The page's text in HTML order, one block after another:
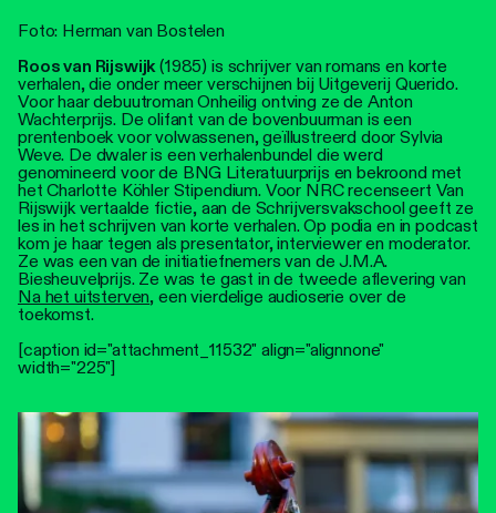
Foto: Herman van Bostelen
Roos van Rijswijk(1985) is schrijver van romans en korte
verhalen, die onder meer verschijnen bij Uitgeverij Querido.
Voor haar debuutroman Onheilig ontving ze de Anton
Wachterprijs. De olifant van de bovenbuurman is een
prentenboek voor volwassenen, geïllustreerd door Sylvia
Weve. De dwaler is een verhalenbundel die werd
genomineerd voor de BNG Literatuurprijs en bekroond met
het Charlotte Köhler Stipendium. Voor NRC recenseert Van
Rijswijk vertaalde fictie, aan de Schrijversvakschool geeft ze
les in het schrijven van korte verhalen. Op podia en in podcast
kom je haar tegen als presentator, interviewer en moderator.
Ze was een van de initiatiefnemers van de J.M.A.
Biesheuvelprijs. Ze was te gast in de tweede aflevering van
Na het uitsterven, een vierdelige audioserie over de
toekomst.
[caption id="attachment_11532" align="alignnone"
width="225"]